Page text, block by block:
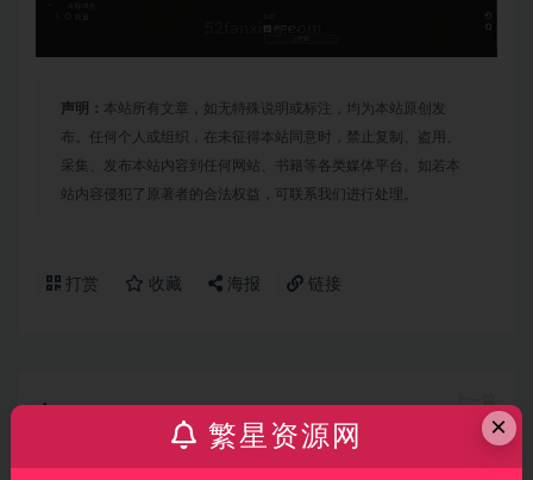
声明： 本站所有文章，如无特殊说明或标注，均为本站原创发
布。任何个人或组织，在未征得本站同意时，禁止复制、盗用、
采集、发布本站内容到任何网站、书籍等各类媒体平台。如若本
站内容侵犯了原著者的合法权益，可联系我们进行处理。
打赏 收藏 海报 链接
【PS/LR插件】AI人工智能人像修饰插件 Skylum
Aperty 1.4.0 for mac 中文版
×
繁星资源网